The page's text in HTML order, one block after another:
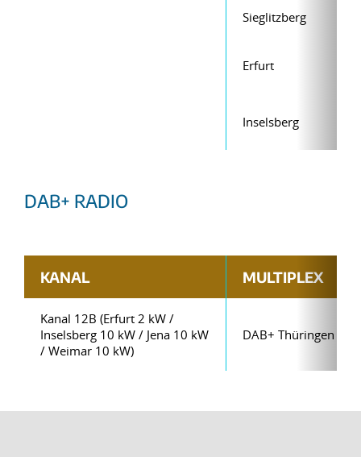
Sieglitzberg
Erfurt
Inselsberg
DAB+ RADIO
KANAL MULTIPLEX
Kanal 12B (Erfurt 2 kW /
Inselsberg 10 kW / Jena 10 kW
/ Weimar 10 kW)
DAB+ Thüringen